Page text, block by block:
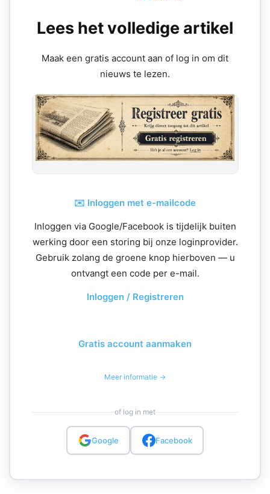
Lees het volledige artikel
Maak een gratis account aan of log in om dit
nieuws te lezen.
✉️ Inloggen met e-mailcode
Inloggen via Google/Facebook is tijdelijk buiten
werking door een storing bij onze loginprovider.
Gebruik zolang de groene knop hierboven — u
ontvangt een code per e-mail.
Inloggen / Registreren
Gratis account aanmaken
Meer informatie →
of log in met
Google Facebook